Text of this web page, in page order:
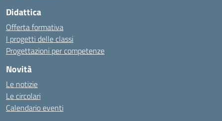
Didattica
Offerta formativa
I progetti delle classi
Progettazioni per competenze
Novità
Le notizie
Le circolari
Calendario eventi